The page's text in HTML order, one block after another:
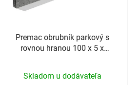
Premac obrubník parkový s
rovnou hranou 100 x 5 x
hodnotenie
Skladom u dodávateľa